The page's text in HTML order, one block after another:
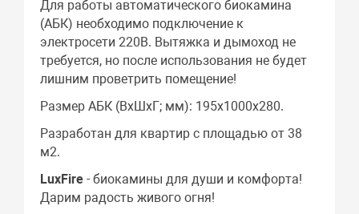
Для работы автоматического биокамина
(АБК) необходимо подключение к
электросети 220В. Вытяжка и дымоход не
требуется, но после использования не будет
лишним проветрить помещение!
Размер АБК (ВхШхГ; мм): 195х1000х280.
Разработан для квартир с площадью от 38
м2.
LuxFire - биокамины для души и комфорта!
Дарим радость живого огня!